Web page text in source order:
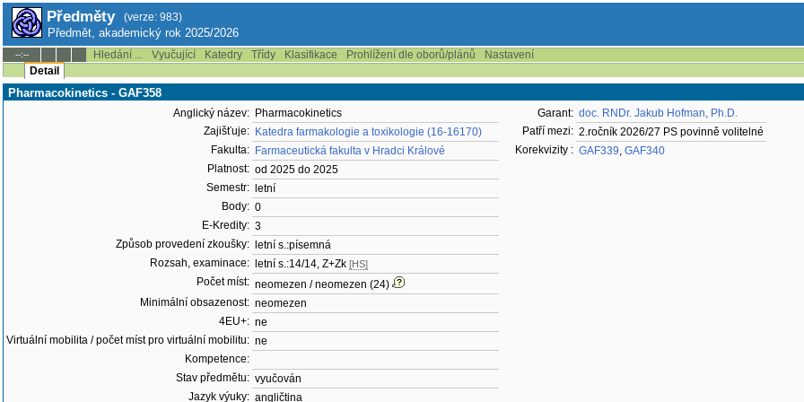
Předměty (verze: 983)
Předmět, akademický rok 2025/2026
--:-- Hledání ... Vyučující Katedry Třídy Klasifikace Prohlížení dle oborů/plánů
Nastavení
Detail
Pharmacokinetics - GAF358
Anglický název: Pharmacokinetics
Zajišťuje: Katedra farmakologie a toxikologie (16-16170)
Fakulta: Farmaceutická fakulta v Hradci Králové
Platnost: od 2025 do 2025
Semestr:
letní
Body: 0
E-Kredity: 3
Způsob provedení zkoušky:
letní s.:písemná
Rozsah, examinace:
letní s.:14/14, Z+Zk [HS]
Počet míst: neomezen / neomezen (24)
Minimální obsazenost: neomezen
4EU+: ne
Virtuální mobilita / počet míst pro virtuální mobilitu: ne
Kompetence:
Stav předmětu: vyučován
Jazyk výuky: angličtina
Garant: doc. RNDr. Jakub Hofman, Ph.D.
Patří mezi: 2.ročník 2026/27 PS povinně volitelné
Korekvizity : GAF339, GAF340